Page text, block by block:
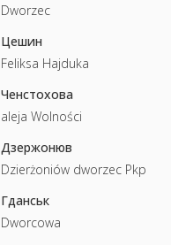
Dworzec
Цешин
Feliksa Hajduka
Ченстохова
aleja Wolności
Дзержонюв
Dzierżoniów dworzec Pkp
Гданськ
Dworcowa